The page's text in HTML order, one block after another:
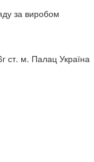
за виробом
ст. м. Палац Україна